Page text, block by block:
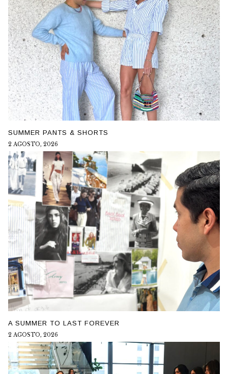
SUMMER PANTS & SHORTS
2 AGOSTO, 2026
A SUMMER TO LAST FOREVER
2 AGOSTO, 2026